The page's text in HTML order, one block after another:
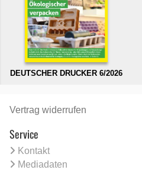
DEUTSCHER DRUCKER 6/2026
Vertrag widerrufen
Service
Kontakt
Mediadaten